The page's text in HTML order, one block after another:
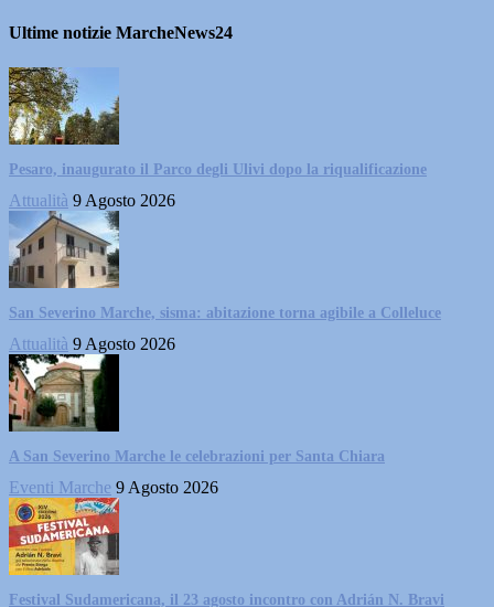
Ultime notizie MarcheNews24
Pesaro, inaugurato il Parco degli Ulivi dopo la riqualificazione
Attualità 9 Agosto 2026
San Severino Marche, sisma: abitazione torna agibile a Colleluce
Attualità 9 Agosto 2026
A San Severino Marche le celebrazioni per Santa Chiara
Eventi Marche 9 Agosto 2026
Festival Sudamericana, il 23 agosto incontro con Adrián N. Bravi